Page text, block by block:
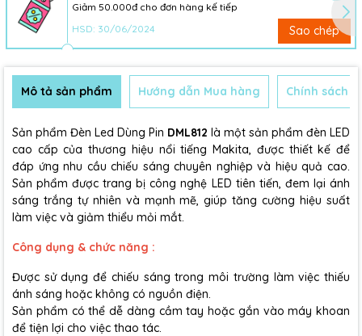
Giảm 50.000đ cho đơn hàng kế tiếp
HSD: 30/06/2024
Sao chép
Mô tả sản phẩm Hướng dẫn Mua hàng Chính sách
Sản phẩm Đèn Led Dùng Pin DML812 là một sản phẩm đèn LED
cao cấp của thương hiệu nổi tiếng Makita, được thiết kế để
đáp ứng nhu cầu chiếu sáng chuyên nghiệp và hiệu quả cao.
Sản phẩm được trang bị công nghệ LED tiên tiến, đem lại ánh
sáng trắng tự nhiên và mạnh mẽ, giúp tăng cường hiệu suất
làm việc và giảm thiểu mỏi mắt.
Công dụng & chức năng :
Được sử dụng để chiếu sáng trong môi trường làm việc thiếu
ánh sáng hoặc không có nguồn điện.
Sản phẩm có thể dễ dàng cầm tay hoặc gắn vào máy khoan
để tiện lợi cho việc thao tác.